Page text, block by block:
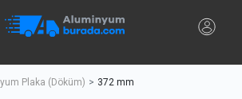
Plaka (Döküm) 372 mm